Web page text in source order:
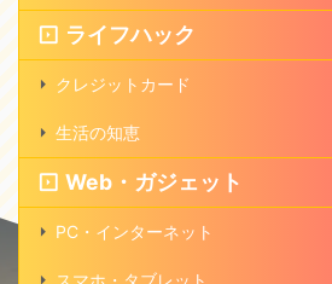
ライフハック
クレジットカード
生活の知恵
Web・ガジェット
PC・インターネット